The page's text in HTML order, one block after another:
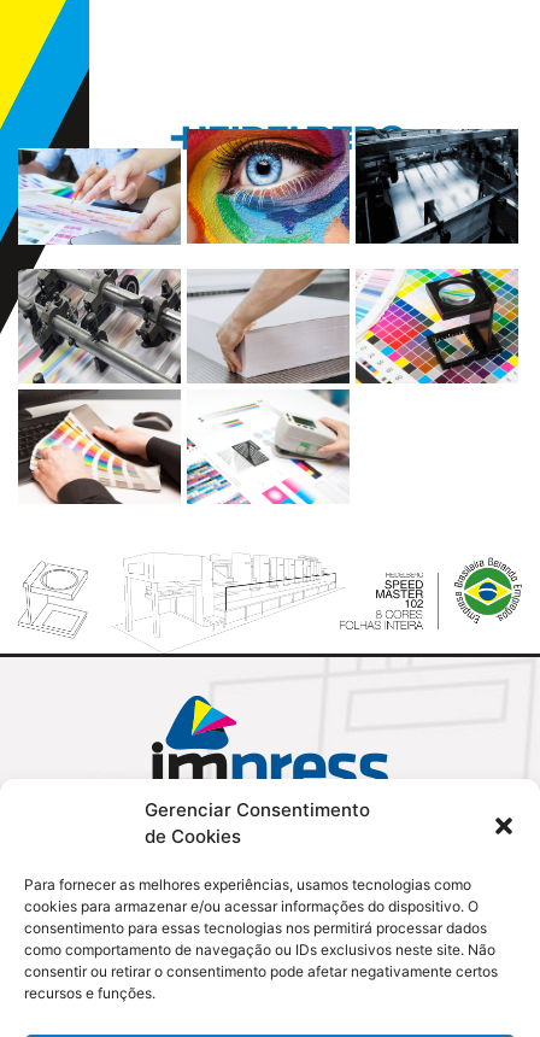
Gerenciar Consentimento
de Cookies
Para fornecer as melhores experiências, usamos tecnologias como
cookies para armazenar e/ou acessar informações do dispositivo. O
consentimento para essas tecnologias nos permitirá processar dados
como comportamento de navegação ou IDs exclusivos neste site. Não
consentir ou retirar o consentimento pode afetar negativamente certos
recursos e funções.
ORÇAMENTO 1898179-8442